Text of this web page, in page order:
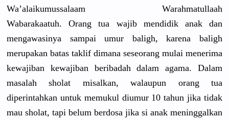
Wa’alaikumussalaam Warahmatullaah
Wabarakaatuh.Orang tua wajib mendidik anak dan
mengawasinya sampai umur baligh, karena baligh
merupakan batas taklif dimana seseorang mulai menerima
kewajiban kewajiban beribadah dalam agama. Dalam
masalah sholat misalkan, walaupun orang tua
diperintahkan untuk memukul diumur 10 tahun jika tidak
mau sholat, tapi belum berdosa jika si anak meninggalkan